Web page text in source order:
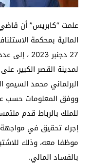
علمت “كابريس” أن
المالية بمحكمة
27 دجنبر
لمدينة القصر الكبير،
البرلماني محمد السيمو
ووفق المعلومات حسب
للملك بالرباط قدم
موظفا معه، وذلك
بالفساد المالي.